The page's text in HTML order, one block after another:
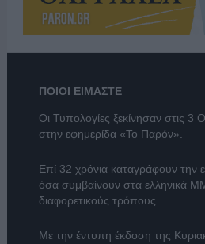
ΠΟΙΟΙ ΕΙΜΑΣΤΕ
Οι Τυπολογίες ξεκίνησαν στις 3
στην εφημερίδα «Το Παρόν».
Επί 32 χρόνια καταγράφουν την
όσα συμβαίνουν στα ελληνικά
διαφορετικούς τρόπους.
Με την έντυπη έκδοση της